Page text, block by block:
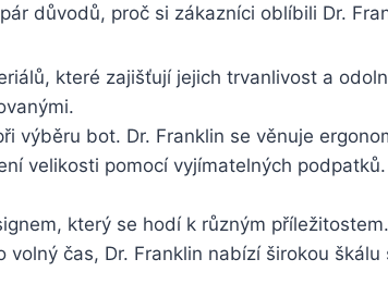
důvodů, ⁣proč ​si zákazníci oblíbili ⁢Dr.
které zajišťují jejich trvanlivost a
výběru bot. ‌Dr. Franklin se věnuje
velikosti pomocí vyjímatelných
který se hodí⁢ k⁤ různým
čas, ⁤Dr. Franklin nabízí​ širokou